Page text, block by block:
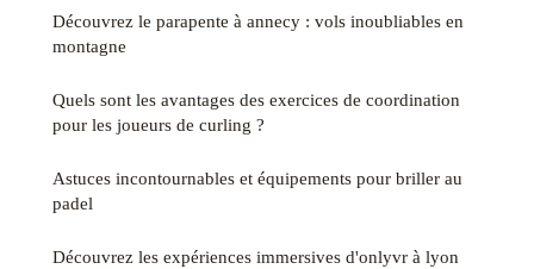
Découvrez le parapente à annecy : vols inoubliables en
montagne
Quels sont les avantages des exercices de coordination
pour les joueurs de curling ?
Astuces incontournables et équipements pour briller au
padel
Découvrez les expériences immersives d'onlyvr à lyon